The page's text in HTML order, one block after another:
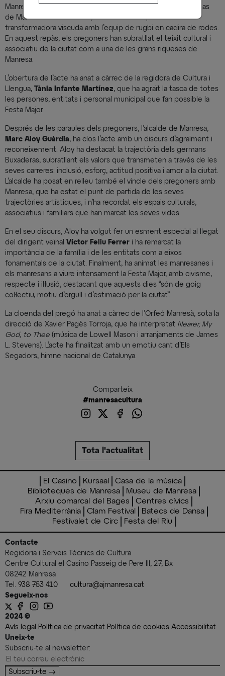
Manresa, amb el Correfoc com a màxim exponent, i, en el cas
de Marc Buxaderas Escolà, ha destacat l’experiència
transformadora viscuda amb l’equip de rugbi en cadira de rodes.
En aquest repàs, els pregoners han subratllat el teixit cultural i
associatiu de la ciutat com a una de les grans riqueses de
Manresa.
L’obertura de l’acte ha anat a càrrec de la regidora de Cultura i
Llengua, Tània Infante Martínez, que ha agraït la tasca de totes
les persones, entitats i personal municipal que fan possible la
Festa Major.
Després de les paraules dels pregoners, l’alcalde de Manresa,
Marc Aloy Guàrdia, ha clos l’acte amb un discurs d’agraïment i
reconeixement. Aloy ha destacat la trajectòria dels germans
Buxaderas, subratllant els valors que transmeten a través de les
seves carreres: inclusió, esforç, actitud positiva i amor a la ciutat.
L’alcalde ha posat en relleu també el vincle dels pregoners amb
Manresa, que ha estat el punt de partida de les seves
trajectòries artístiques, i n’ha recordat els espais culturals,
associatius i familiars que han marcat les seves vides.
En el seu discurs, Aloy ha volgut fer un esment especial al llegat
del dirigent veïnal Víctor Feliu Ferrer i ha remarcat la
importància de la família i de les entitats com a eixos
fonamentals de la ciutat. Finalment, ha animat les manresanes i
els manresans a viure intensament la Festa Major, amb civisme,
respecte i il·lusió, destacant que aquests dies “són de goig
col·lectiu, motiu d’orgull i d’estimació per la ciutat”.
La cloenda del pregó ha anat a càrrec de l’Orfeó Manresà, sota la
direcció de Xavier Pagès Torroja, que ha interpretat Nearer, My
God, to Thee (música de Lowell Mason i arranjaments de James
L. Stevens). L’acte ha finalitzat amb un emotiu cant d’Els
Segadors, himne nacional de Catalunya.
Comparteix
#manresacultura
Tota l'actualitat
El Casino Kursaal
Casa de la música
Biblioteques de Manresa
Museu de Manresa
Arxiu comarcal del Bages
Centres cívics
Fira Mediterrània
Clam Festival
Batecs de Dansa
Festivalet de Circ
Festa del Riu
Contacte
Regidoria i Serveis Tècnics de Cultura
Centre Cultural el Casino Passeig de Pere III, 27, Bx
08242 Manresa
Tel. 938 753 410
cultura@ajmanresa.cat
Segueix-nos
2024 ©
Avís legal
Política de privacitat Política de cookies Accessibilitat
Uneix-te
Subscriu-te al newsletter:
Subscriu-te